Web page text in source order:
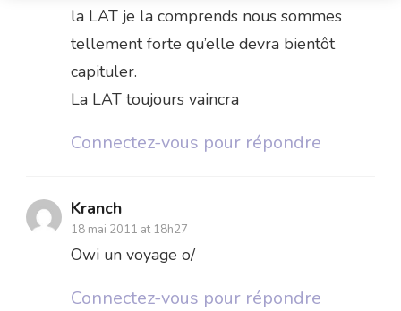
la LAT je la comprends nous sommes
tellement forte qu’elle devra bientôt
capituler.
La LAT toujours vaincra
Connectez-vous pour répondre
Kranch
18 mai 2011 at 18h27
Owi un voyage o/
Connectez-vous pour répondre